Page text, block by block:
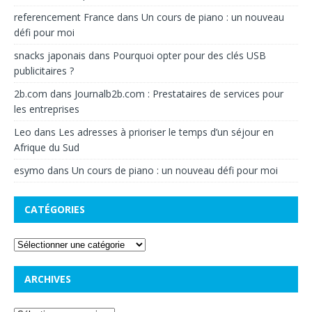
referencement France dans Un cours de piano : un nouveau
défi pour moi
snacks japonais dans Pourquoi opter pour des clés USB
publicitaires ?
2b.com dans Journalb2b.com : Prestataires de services pour
les entreprises
Leo dans Les adresses à prioriser le temps d’un séjour en
Afrique du Sud
esymo dans Un cours de piano : un nouveau défi pour moi
CATÉGORIES
ARCHIVES